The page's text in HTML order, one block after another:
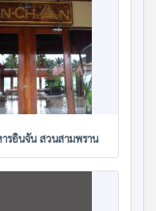
รอินจัน สวนสามพราน